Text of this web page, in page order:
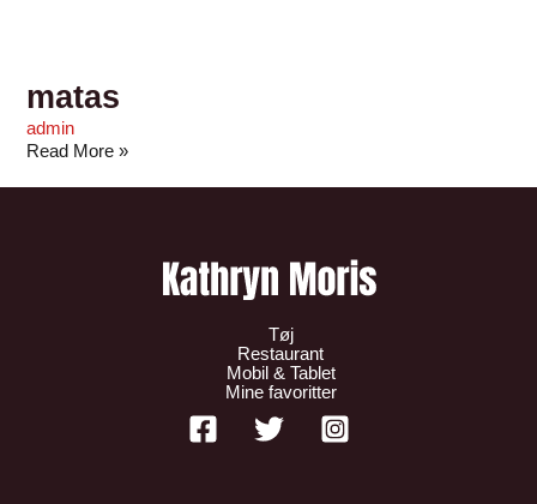
matas
admin
Read More »
Tøj
Restaurant
Mobil & Tablet
Mine favoritter